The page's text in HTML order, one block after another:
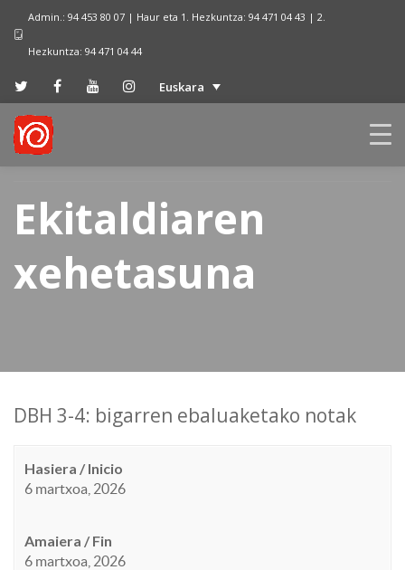
Admin.: 94 453 80 07 | Haur eta 1. Hezkuntza: 94 471 04 43 | 2.
Hezkuntza: 94 471 04 44
Euskara
Ekitaldiaren
xehetasuna
DBH 3-4: bigarren ebaluaketako notak
Hasiera / Inicio
6 martxoa, 2026
Amaiera / Fin
6 martxoa, 2026